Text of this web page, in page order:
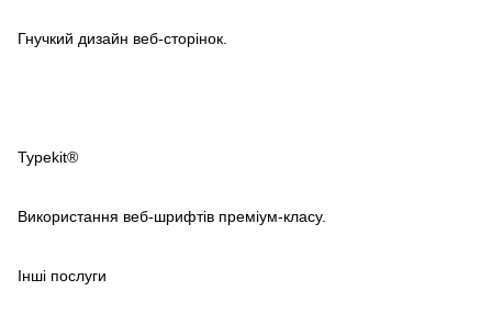
Гнучкий дизайн веб-сторінок.
Typekit®
Використання веб-шрифтів преміум-класу.
Інші послуги